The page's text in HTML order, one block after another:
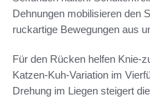
Dehnungen mobilisieren den
ruckartige Bewegungen aus
Für den Rücken helfen Knie-
Katzen‑Kuh-Variation im
Drehung im Liegen steigert